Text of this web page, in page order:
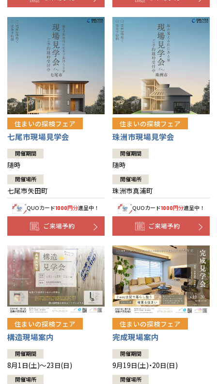
住まいの探検フェア
七尾市現場見学会
開催期間
随時
開催場所
七尾市矢田町
QUOカード1000円分進呈中！
ご来場予約
住まいの探検フェア
珠洲市現場見学会
開催期間
随時
開催場所
珠洲市真浦町
QUOカード1000円分進呈中！
ご来場予約
住まいの探検フェア
構造現場案内
開催期間
8月1日(土)～23日(日)
開催場所
住まいの探検フェア
完成現場案内
開催期間
9月19日(土)・20日(日)
開催場所